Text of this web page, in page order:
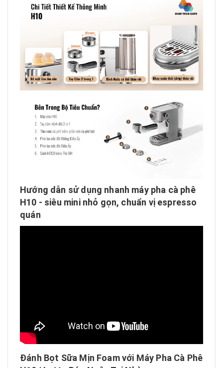
Hướng dẫn sử dụng nhanh máy pha cà phê
H10 - siêu mini nhỏ gọn, chuẩn vị espresso
quán
Đánh Bọt Sữa Mịn Foam với Máy Pha Cà Phê